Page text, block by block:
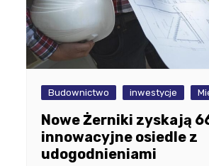
Budownictwo inwestycje
Nowe Żerniki zyskają
innowacyjne osiedle z
udogodnieniami